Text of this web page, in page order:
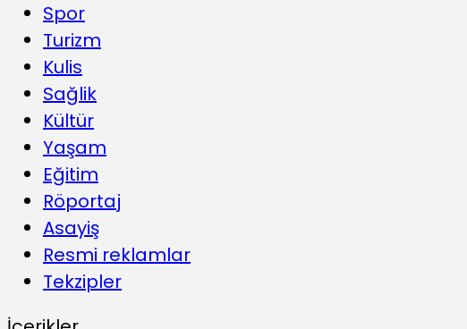
Spor
Turizm
Kulis
Sağlik
Kültür
Yaşam
Eğitim
Röportaj
Asayiş
Resmi reklamlar
Tekzipler